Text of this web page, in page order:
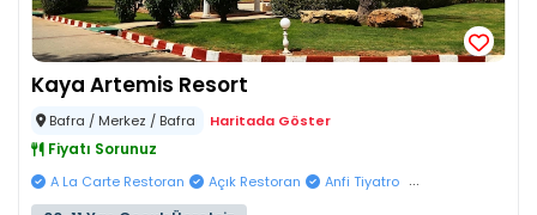
Kaya Artemis Resort
Bafra / Merkez / Bafra Haritada Göster
Fiyatı Sorunuz
A La Carte Restoran Açık Restoran Anfi Tiyatro ...